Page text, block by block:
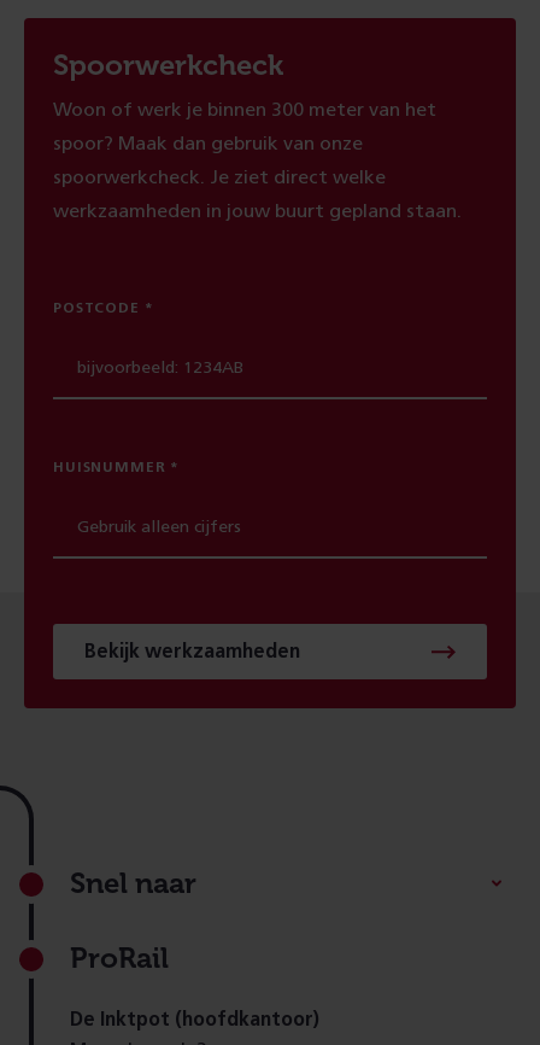
Spoorwerkcheck
Woon of werk je binnen 300 meter van het
spoor? Maak dan gebruik van onze
spoorwerkcheck. Je ziet direct welke
werkzaamheden in jouw buurt gepland staan.
POSTCODE
HUISNUMMER
Bekijk werkzaamheden
Footer
Snel naar
ProRail
De Inktpot (hoofdkantoor)